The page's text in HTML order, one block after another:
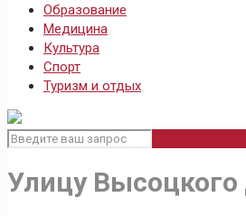
Образование
Медицина
Культура
Спорт
Туризм и отдых
Улицу